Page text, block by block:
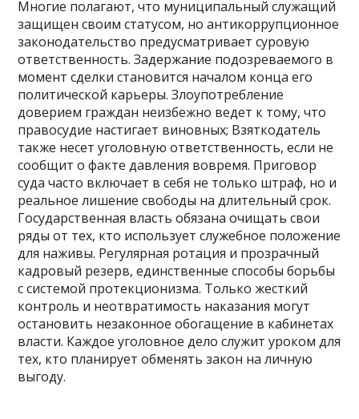
Многие полагают, что муниципальный служащий
защищен своим статусом, но антикоррупционное
законодательство предусматривает суровую
ответственность. Задержание подозреваемого в
момент сделки становится началом конца его
политической карьеры. Злоупотребление
доверием граждан неизбежно ведет к тому, что
правосудие настигает виновных; Взяткодатель
также несет уголовную ответственность, если не
сообщит о факте давления вовремя. Приговор
суда часто включает в себя не только штраф, но и
реальное лишение свободы на длительный срок.
Государственная власть обязана очищать свои
ряды от тех, кто использует служебное положение
для наживы. Регулярная ротация и прозрачный
кадровый резерв, единственные способы борьбы
с системой протекционизма. Только жесткий
контроль и неотвратимость наказания могут
остановить незаконное обогащение в кабинетах
власти. Каждое уголовное дело служит уроком для
тех, кто планирует обменять закон на личную
выгоду.